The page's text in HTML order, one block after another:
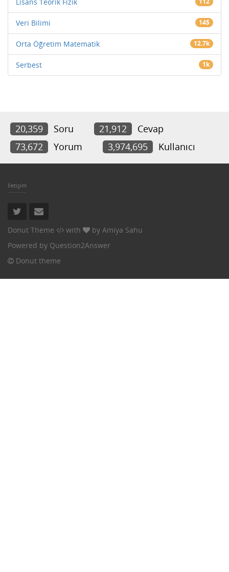
Veri Bilimi 145
Orta Öğretim Matematik 12.7k
Serbest 1k
20,359 Soru 21,912
Cevap
73,672
Yorum 3,974,695 Kullanıcı
İletişim
Donut Theme with by Amiya Sahu
Powered by Question2Answer
Donut theme